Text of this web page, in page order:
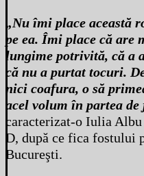
„Nu îmi place această
pe ea. Îmi place că are
lungime potrivită, că a
că nu a purtat tocuri.
nici coafura, o să
acel volum în partea
caracterizat-o Iulia Albu
D, după ce fica fostului
Bucureşti.